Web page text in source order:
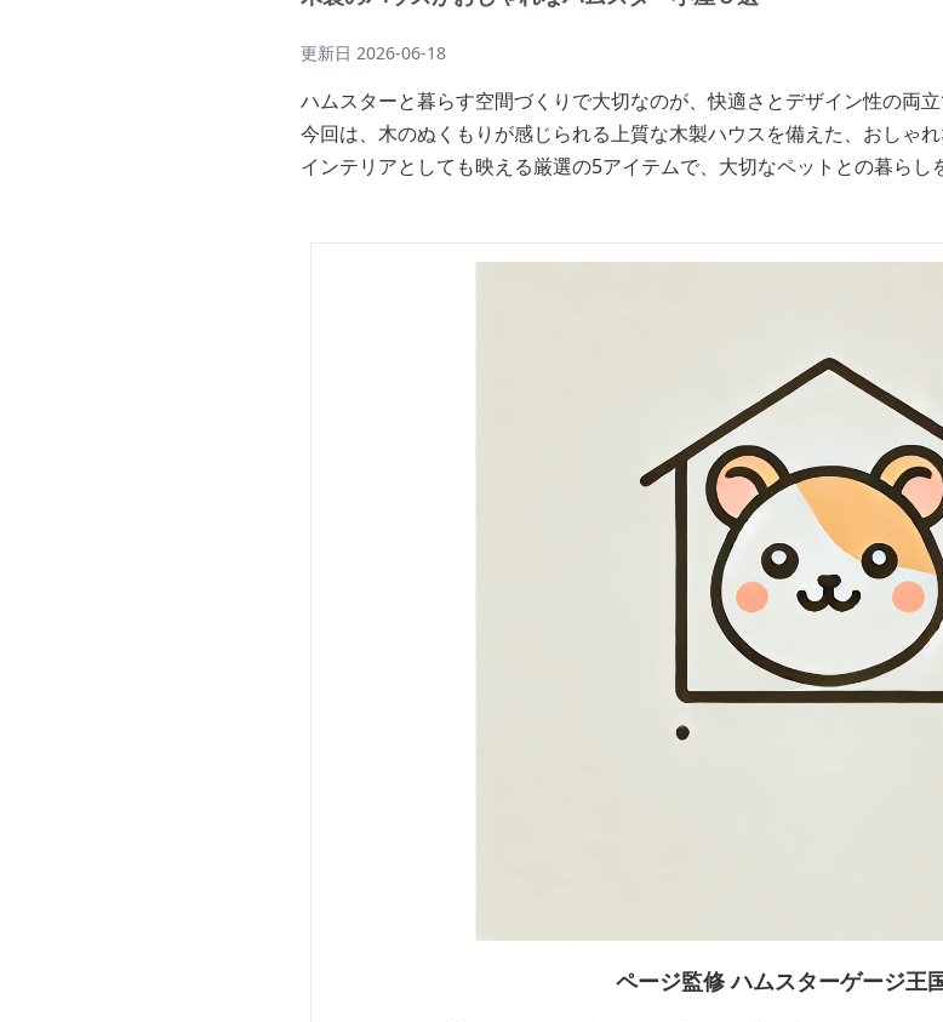
更新日 2026-06-18
ハムスターと暮らす空間づくりで大切なのが、快適さとデザイン性の両立
今回は、木のぬくもりが感じられる上質な木製ハウスを備えた、おしゃ
インテリアとしても映える厳選の5アイテムで、大切なペットとの暮らし
ページ監修 ハムスターゲージ王